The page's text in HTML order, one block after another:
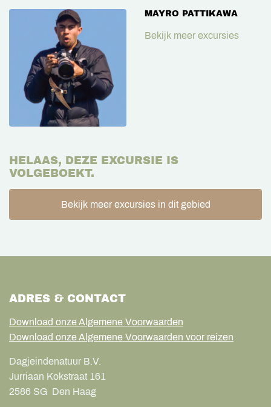
MAYRO PATTIKAWA
Bekijk meer excursies
HELAAS, DEZE EXCURSIE IS
VOLGEBOEKT.
Bekijk meer excursies in dit gebied
ADRES & CONTACT
Download onze Algemene Voorwaarden
Download onze Algemene Voorwaarden voor reizen
Dagjeindenatuur B.V.
Jurriaan Kokstraat 161
2586 SG Den Haag